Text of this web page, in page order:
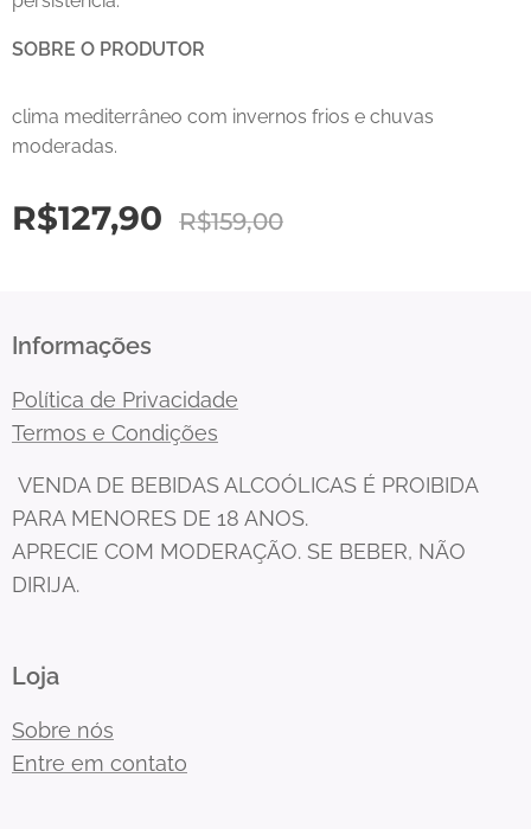
SOBRE O PRODUTOR
clima mediterrâneo com invernos frios e chuvas
moderadas.
R$127,90 R$159,00
Informações
Política de Privacidade
Termos e Condições
VENDA DE BEBIDAS ALCOÓLICAS É PROIBIDA
PARA MENORES DE 18 ANOS.
APRECIE COM MODERAÇÃO. SE BEBER, NÃO
DIRIJA.
Loja
Sobre nós
Entre em contato